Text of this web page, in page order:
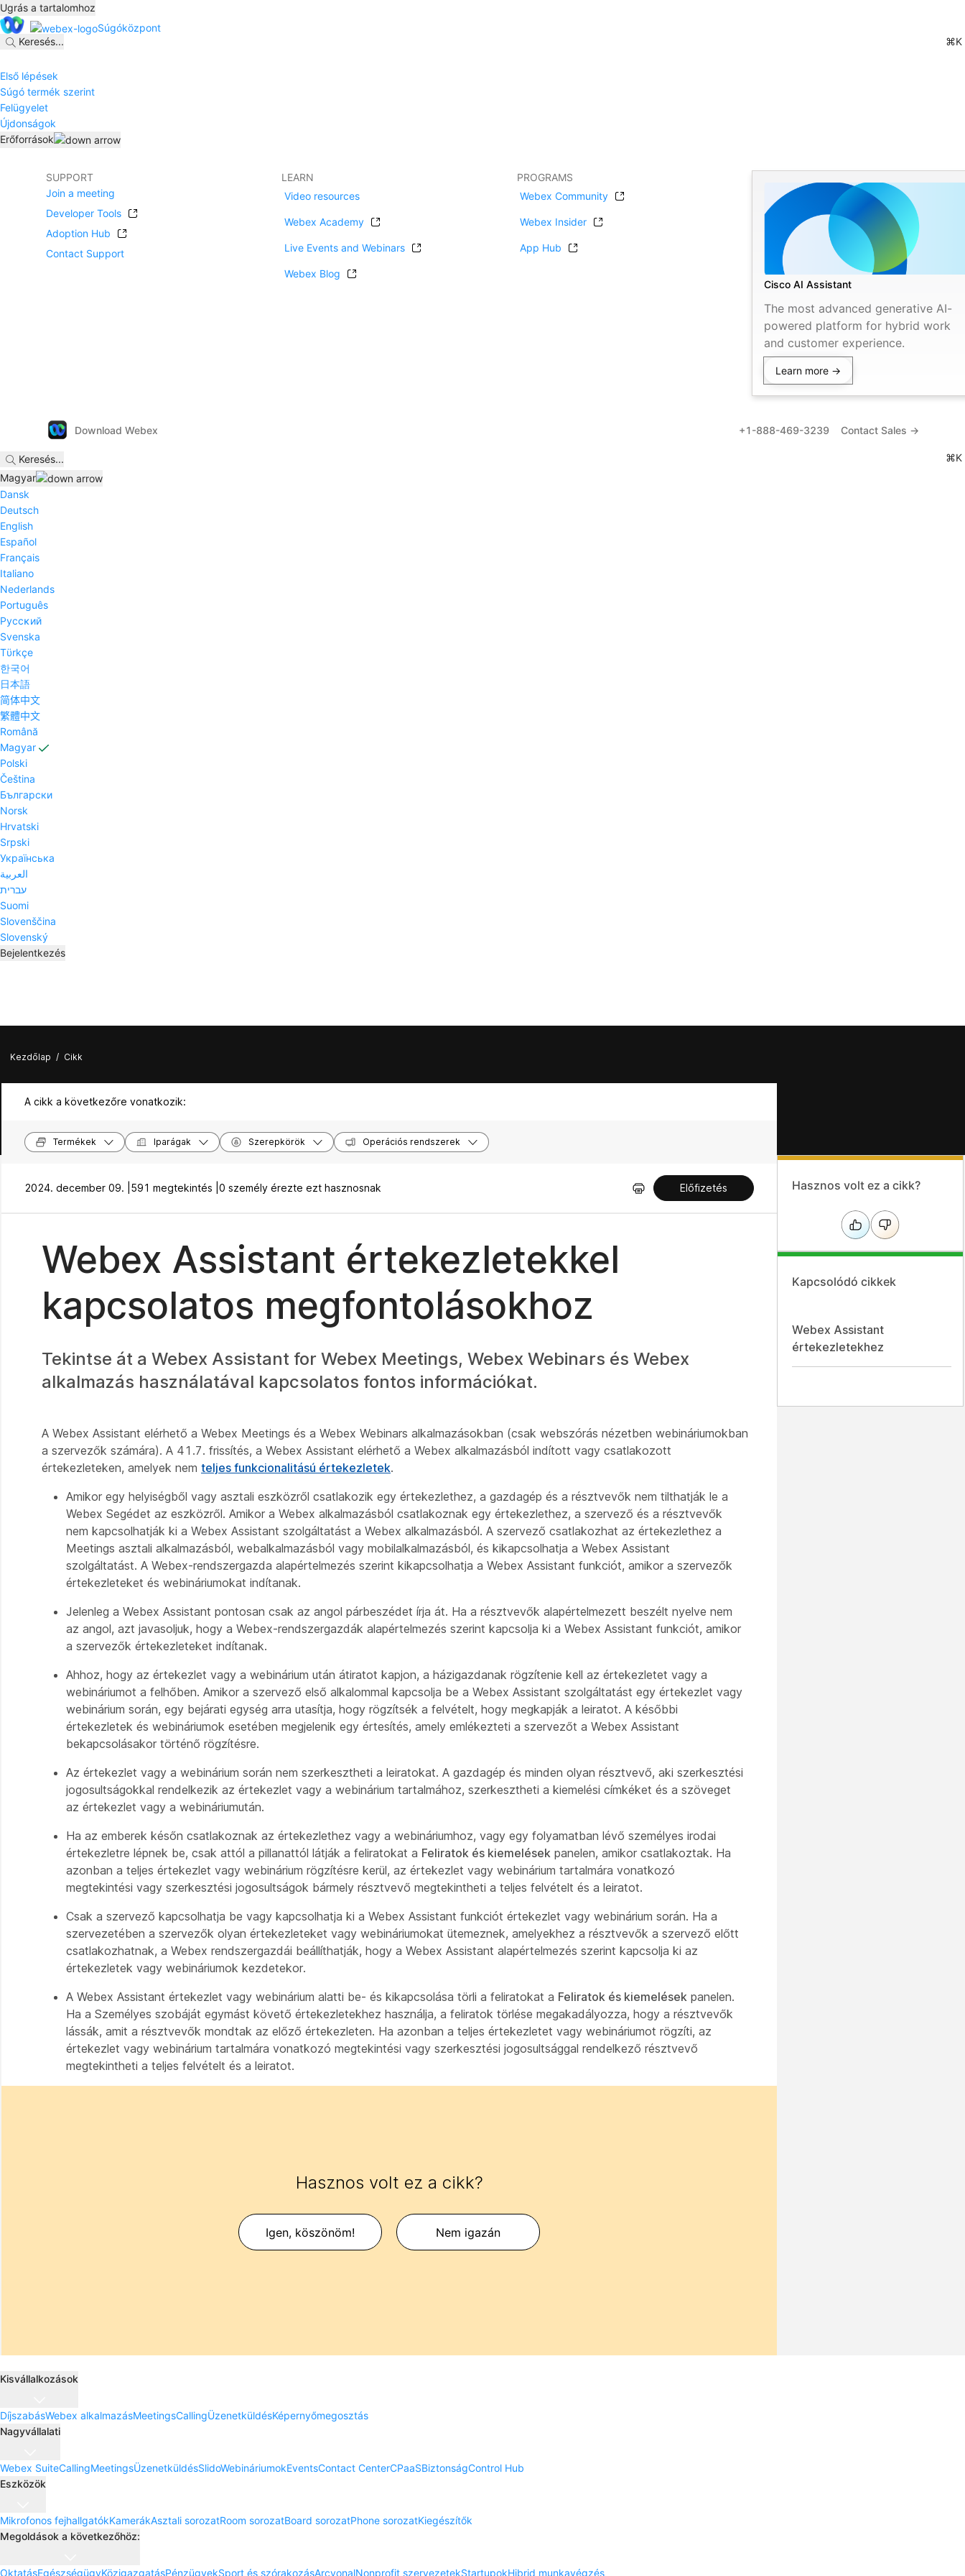
Ugrás a tartalomhoz
Súgóközpont
Keresés... ⌘K
Első lépések
Súgó termék szerint
Felügyelet
Újdonságok
Erőforrások
SUPPORT
Join a meeting
Developer Tools
Adoption Hub
Contact Support
LEARN
Video resources
Webex Academy
Live Events and Webinars
Webex Blog
PROGRAMS
Webex Community
Webex Insider
App Hub
Cisco AI Assistant
The most advanced generative AI-
powered platform for hybrid work
and customer experience.
Learn more →
Download Webex +1-888-469-3239 Contact Sales →
Keresés...
⌘K
Magyar
Dansk
Deutsch
English
Español
Français
Italiano
Nederlands
Português
Pyccĸий
Svenska
Tϋrkçe
한국어
日本語
简体中文
繁體中文
Română
Magyar
Polski
Čeština
Български
Norsk
Hrvatski
Srpski
Українська
العربية
עברית
Suomi
Slovenščina
Slovenský
Bejelentkezés
Kezdőlap / Cikk
A cikk a következőre vonatkozik:
Termékek Iparágak Szerepkörök Operációs rendszerek
2024. december 09. | 591 megtekintés | 0 személy érezte ezt hasznosnak Előfizetés
Webex Assistant értekezletekkel
kapcsolatos megfontolásokhoz
Tekintse át a Webex Assistant for Webex Meetings, Webex Webinars és Webex
alkalmazás használatával kapcsolatos fontos információkat.
A Webex Assistant elérhető a Webex Meetings és a Webex Webinars alkalmazásokban (csak webszórás nézetben webináriumokban
a szervezők számára). A 41.7. frissítés, a Webex Assistant elérhető a Webex alkalmazásból indított vagy csatlakozott
értekezleteken, amelyek nem teljes funkcionalitású értekezletek.
Amikor egy helyiségből vagy asztali eszközről csatlakozik egy értekezlethez, a gazdagép és a résztvevők nem tilthatják le a
Webex Segédet az eszközről. Amikor a Webex alkalmazásból csatlakoznak egy értekezlethez, a szervező és a résztvevők
nem kapcsolhatják ki a Webex Assistant szolgáltatást a Webex alkalmazásból. A szervező csatlakozhat az értekezlethez a
Meetings asztali alkalmazásból, webalkalmazásból vagy mobilalkalmazásból, és kikapcsolhatja a Webex Assistant
szolgáltatást. A Webex-rendszergazda alapértelmezés szerint kikapcsolhatja a Webex Assistant funkciót, amikor a szervezők
értekezleteket és webináriumokat indítanak.
Jelenleg a Webex Assistant pontosan csak az angol párbeszédet írja át. Ha a résztvevők alapértelmezett beszélt nyelve nem
az angol, azt javasoljuk, hogy a Webex-rendszergazdák alapértelmezés szerint kapcsolja ki a Webex Assistant funkciót, amikor
a szervezők értekezleteket indítanak.
Ahhoz, hogy az értekezlet vagy a webinárium után átiratot kapjon, a házigazdanak rögzítenie kell az értekezletet vagy a
webináriumot a felhőben. Amikor a szervező első alkalommal kapcsolja be a Webex Assistant szolgáltatást egy értekezlet vagy
webinárium során, egy bejárati egység arra utasítja, hogy rögzítsék a felvételt, hogy megkapják a leiratot. A későbbi
értekezletek és webináriumok esetében megjelenik egy értesítés, amely emlékezteti a szervezőt a Webex Assistant
bekapcsolásakor történő rögzítésre.
Az értekezlet vagy a webinárium során nem szerkesztheti a leiratokat. A gazdagép és minden olyan résztvevő, aki szerkesztési
jogosultságokkal rendelkezik az értekezlet vagy a webinárium tartalmához, szerkesztheti a kiemelési címkéket és a szöveget
az értekezlet vagy a webináriumután.
Ha az emberek későn csatlakoznak az értekezlethez vagy a webináriumhoz, vagy egy folyamatban lévő személyes irodai
értekezletre lépnek be, csak attól a pillanattól látják a feliratokat a Feliratok és kiemelések panelen, amikor csatlakoztak. Ha
azonban a teljes értekezlet vagy webinárium rögzítésre kerül, az értekezlet vagy webinárium tartalmára vonatkozó
megtekintési vagy szerkesztési jogosultságok bármely résztvevő megtekintheti a teljes felvételt és a leiratot.
Csak a szervező kapcsolhatja be vagy kapcsolhatja ki a Webex Assistant funkciót értekezlet vagy webinárium során. Ha a
szervezetében a szervezők olyan értekezleteket vagy webináriumokat ütemeznek, amelyekhez a résztvevők a szervező előtt
csatlakozhatnak, a Webex rendszergazdái beállíthatják, hogy a Webex Assistant alapértelmezés szerint kapcsolja ki az
értekezletek vagy webináriumok kezdetekor.
A Webex Assistant értekezlet vagy webinárium alatti be- és kikapcsolása törli a feliratokat a Feliratok és kiemelések panelen.
Ha a Személyes szobáját egymást követő értekezletekhez használja, a feliratok törlése megakadályozza, hogy a résztvevők
lássák, amit a résztvevők mondtak az előző értekezleten. Ha azonban a teljes értekezletet vagy webináriumot rögzíti, az
értekezlet vagy webinárium tartalmára vonatkozó megtekintési vagy szerkesztési jogosultsággal rendelkező résztvevő
megtekintheti a teljes felvételt és a leiratot.
Hasznos volt ez a cikk?
Igen, köszönöm! Nem igazán
Hasznos volt ez a cikk?
Kapcsolódó cikkek
Webex Assistant
értekezletekhez
Kisvállalkozások
DíjszabásWebex alkalmazásMeetingsCallingÜzenetküldésKépernyőmegosztás
Nagyvállalati
Webex SuiteCallingMeetingsÜzenetküldésSlidoWebináriumokEventsContact CenterCPaaSBiztonságControl Hub
Eszközök
Mikrofonos fejhallgatókKamerákAsztali sorozatRoom sorozatBoard sorozatPhone sorozatKiegészítők
Megoldások a következőhöz:
OktatásEgészségügyKözigazgatásPénzügyekSport és szórakozásArcvonalNonprofit szervezetekStartupokHibrid munkavégzés